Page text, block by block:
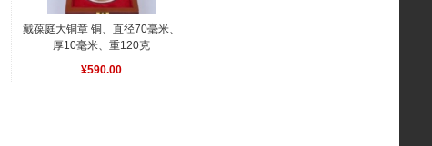
戴葆庭大铜章 铜、直径70毫米、
厚10毫米、重120克
¥590.00